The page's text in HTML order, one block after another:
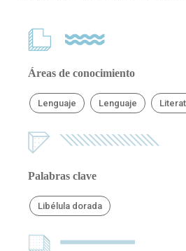
Áreas de conocimiento
Lenguaje Lenguaje
Palabras clave
Libélula dorada